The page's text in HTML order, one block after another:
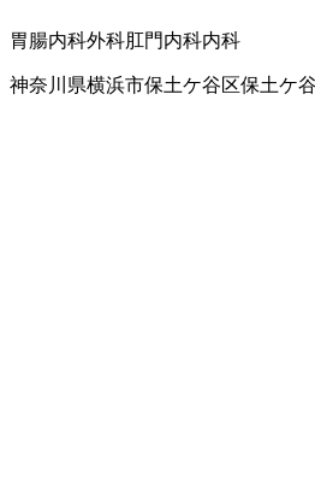
胃腸内科外科肛門内科内科
神奈川県横浜市保土ケ谷区保土ケ